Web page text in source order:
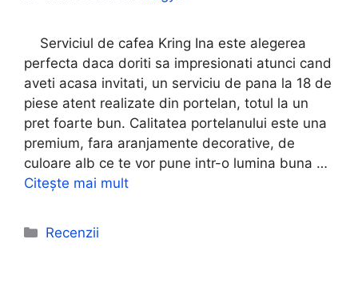
Serviciul de cafea Kring Ina este alegerea
perfecta daca doriti sa impresionati atunci cand
aveti acasa invitati, un serviciu de pana la 18 de
piese atent realizate din portelan, totul la un
pret foarte bun. Calitatea portelanului este una
premium, fara aranjamente decorative, de
culoare alb ce te vor pune intr-o lumina buna …
Citește mai mult
Categorii
Recenzii